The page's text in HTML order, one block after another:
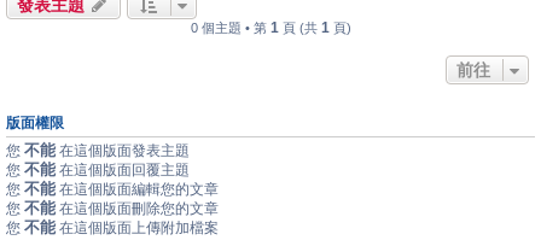
發表主題
0 個主題 • 第 1 頁 (共 1 頁)
前往
版面權限
您 不能 在這個版面發表主題
您 不能 在這個版面回覆主題
您 不能 在這個版面編輯您的文章
您 不能 在這個版面刪除您的文章
您 不能 在這個版面上傳附加檔案